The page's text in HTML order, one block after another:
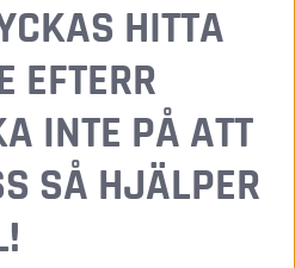
HITTA
EFTERR
INTE PÅ ATT
SÅ HJÄLPER